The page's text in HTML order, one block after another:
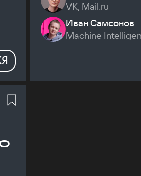
VK, Mail.ru
Иван Самсонов
Machine